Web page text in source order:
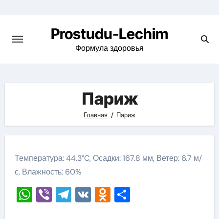
содержимому
Prostudu-Lechim
Формула здоровья
Париж
Главная Париж
Температура: 44.3°C, Осадки: 167.8 мм, Ветер: 6.7 м/
с, Влажность: 60%
WhatsApp
ViberTelegram
VKOdnoklassniki
Отправить